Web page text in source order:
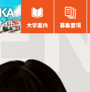
大学案内 募集要項